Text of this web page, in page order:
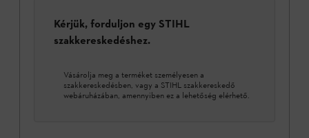
Kérjük, forduljon egy STIHL
szakkereskedéshez.
Vásárolja meg a terméket személyesen a
szakkereskedésben, vagy a STIHL szakkereskedő
webáruházában, amennyiben ez a lehetőség elérhető.